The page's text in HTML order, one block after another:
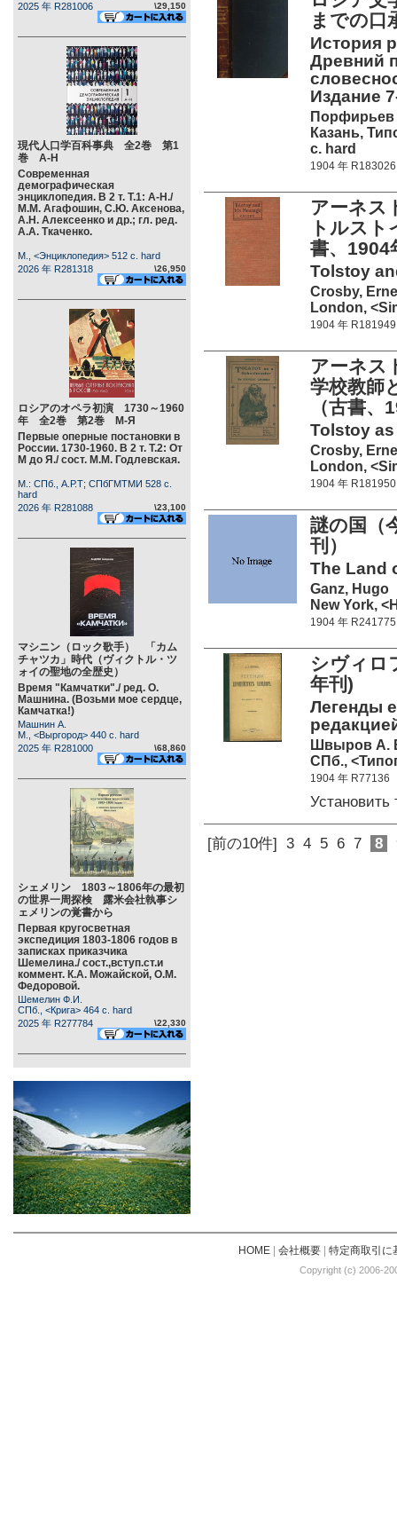
2025 年 R281006
\29,150
現代人口学百科事典 全2巻 第1
巻 А-Н
Современная
демографическая
энциклопедия. В 2 т. Т.1: А-Н./
М.М. Агафошин, С.Ю. Аксенова,
А.Н. Алексеенко и др.; гл. ред.
А.А. Ткаченко.
М., <Энциклопедия> 512 c. hard
2026 年 R281318
\26,950
ロシアのオペラ初演 1730～1960
年 全2巻 第2巻 М-Я
Первые оперные постановки в
России. 1730-1960. В 2 т. Т.2: От
М до Я./ сост. М.М. Годлевская.
М.: СПб., А.Р.Т; СПбГМТМИ 528 c.
hard
2026 年 R281088
\23,100
マシニン（ロック歌手） 「カム
チャツカ」時代（ヴィクトル・ツ
ォイの聖地の全歴史）
Время "Камчатки"./ ред. О.
Машнина. (Возьми мое сердце,
Камчатка!)
Машнин А.
М., <Выргород> 440 c. hard
2025 年 R281000
\68,860
シェメリン 1803～1806年の最初
の世界一周探検 露米会社執事シ
ェメリンの覚書から
Первая кругосветная
экспедиция 1803-1806 годов в
записках приказчика
Шемелина./ сост.,вступ.ст.и
коммент. К.А. Можайской, О.М.
Федоровой.
Шемелин Ф.И.
СПб., <Крига> 464 c. hard
2025 年 R277784
\22,330
までの口
История
Древний
Издание
Порфирьев
Казань,
c. hard
1904 年 R183026
アーネ
トルス
書、1904
Tolstoy
Crosby,
London,
1904 年 R181949
アーネ
学校教師
（古書
Tolstoy
Crosby,
London,
1904 年 R181950
謎の国（
刊）
The Land
Ganz, Hugo
New York,
1904 年 R241775
シヴィ
年刊)
Легенды
Швыров А.
СПб.,
1904 年 R77136
Установить
[前の10件] 3 4 5 6 7 8
HOME| 会社概要| 特定商取引に
Copyright (c) 2006-